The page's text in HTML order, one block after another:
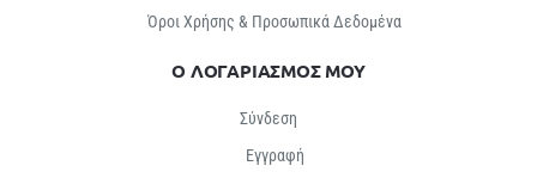
Όροι Χρήσης & Προσωπικά Δεδομένα
Ο ΛΟΓΑΡΙΑΣΜΟΣ ΜΟΥ
Σύνδεση
Εγγραφή